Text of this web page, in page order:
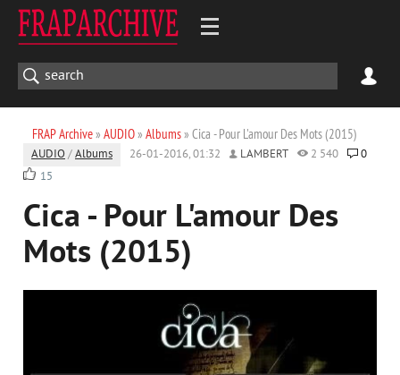
FRAP Archive» AUDIO» Albums» Cica - Pour L'amour Des Mots (2015)
AUDIO /Albums 26-01-2016, 01:32 LAMBERT 2 540
0
15
Cica - Pour L'amour Des
Mots (2015)